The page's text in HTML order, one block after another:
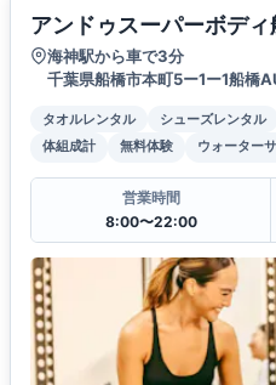
アンドゥスーパーボディ
海神駅から車で3分
千葉県船橋市本町5ー1ー1船橋
タオルレンタル シューズレンタル
体組成計
無料体験 ウォーター
営業時間
8:00〜22:00